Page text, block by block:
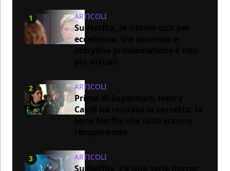
1 ARTICOLI
Su Netflix, la sitcom cult per
eccellenza, tra successo e
2 ARTICOLI
Prima di Superman, Henry
Cavill ha recitato in corsetto: la
3 ARTICOLI
Su Netflix, c'è una serie horror